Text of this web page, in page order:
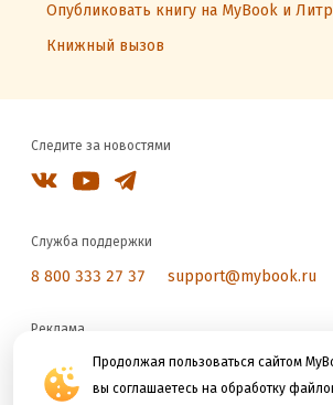
Продолжая пользоваться сайтом
вы соглашаетесь на обработку
Опубликовать книгу на MyBook и
Книжный вызов
Следите за новостями
Служба поддержки
8 800 333 27 37 support@mybook.ru
Реклама
reklama@litres.ru